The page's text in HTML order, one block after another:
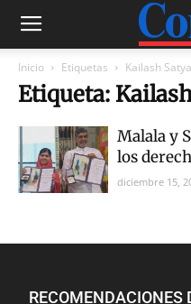
Inicio Etiquetas Kailash
Etiqueta:
Malala y
los
diciembre 15,
RECOMENDACIONES